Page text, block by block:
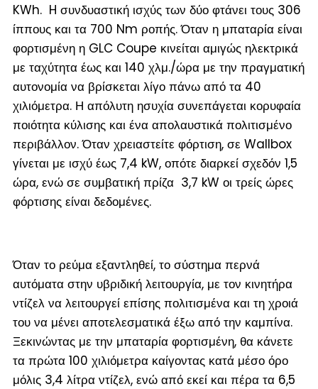
KWh. H συνδυαστική ισχύς των δύο φτάνει τους 306
ίππους και τα 700 Nm ροπής. Όταν η μπαταρία είναι
φορτισμένη η GLC Coupe κινείται αμιγώς ηλεκτρικά
με ταχύτητα έως και 140 χλμ./ώρα με την πραγματική
αυτονομία να βρίσκεται λίγο πάνω από τα 40
χιλιόμετρα. Η απόλυτη ησυχία συνεπάγεται κορυφαία
ποιότητα κύλισης και ένα απολαυστικά πολιτισμένο
περιβάλλον. Όταν χρειαστείτε φόρτιση, σε Wallbox
γίνεται με ισχύ έως 7,4 kW, οπότε διαρκεί σχεδόν 1,5
ώρα, ενώ σε συμβατική πρίζα 3,7 kW οι τρείς ώρες
φόρτισης είναι δεδομένες.
Όταν το ρεύμα εξαντληθεί, το σύστημα περνά
αυτόματα στην υβριδική λειτουργία, με τον κινητήρα
ντίζελ να λειτουργεί επίσης πολιτισμένα και τη χροιά
του να μένει αποτελεσματικά έξω από την καμπίνα.
Ξεκινώντας με την μπαταρία φορτισμένη, θα κάνετε
τα πρώτα 100 χιλιόμετρα καίγοντας κατά μέσο όρο
μόλις 3,4 λίτρα ντίζελ, ενώ από εκεί και πέρα τα 6,5